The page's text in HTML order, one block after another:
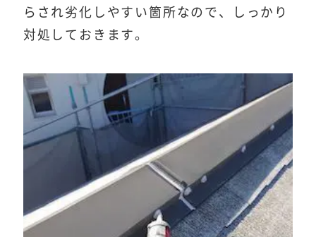
らされ劣化しやすい箇所なので、しっかり
対処しておきます。